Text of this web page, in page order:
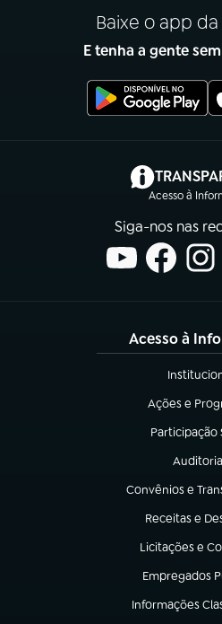
Baixe o app
E tenha a gente
Acesso à
Siga-nos nas
Acesso à
(abre em
Ações e
(abre em
Participação
(abre em
(abre em
Convênios e
(abre em nova
Receitas e
(abre em
Licitações e
(abre em nova
Empregados
(abre em nova
Informações
(abre em nova